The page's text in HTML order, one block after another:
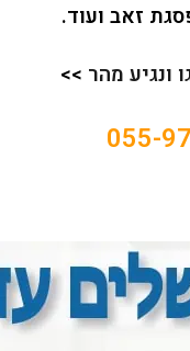
זאב ועוד.
ונגיע מהר >>
055-